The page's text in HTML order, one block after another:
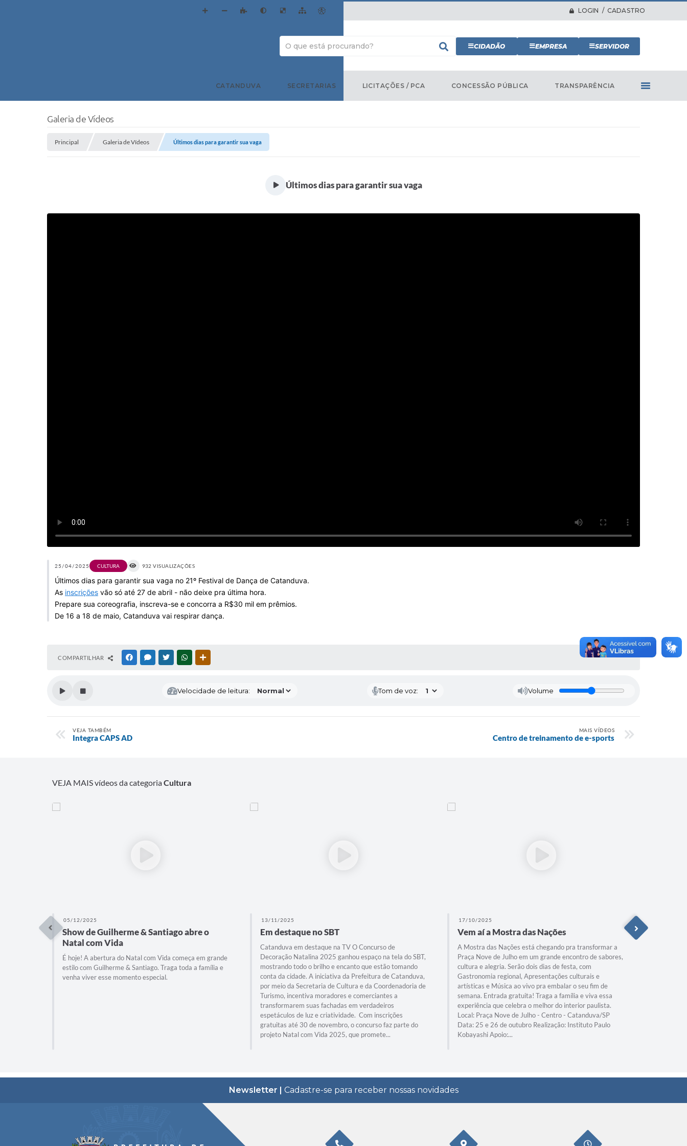
LOGIN / CADASTRO
CIDADÃO EMPRESA SERVIDOR
CATANDUVA SECRETARIAS LICITAÇÕES / PCA CONCESSÃO PÚBLICA TRANSPARÊNCIA
Galeria de Vídeos
Principal Galeria de Vídeos Últimos dias para garantir sua vaga
Últimos dias para garantir sua vaga
25/04/2025 CULTURA 932 VISUALIZAÇÕES
Últimos dias para garantir sua vaga no 21º Festival de Dança de Catanduva.
As inscrições vão só até 27 de abril - não deixe pra última hora.
Prepare sua coreografia, inscreva-se e concorra a R$30 mil em prêmios.
De 16 a 18 de maio, Catanduva vai respirar dança.
COMPARTILHAR FACEBOOKMESSENGER
TWITTERWHATSAPP
Velocidade de leitura: Tom de voz: Volume
VEJA TAMBÉM
Integra CAPS AD
MAIS VÍDEOS
Centro de treinamento de e-sports
VEJA MAIS vídeos da categoriaCultura
05/12/2025
Show de Guilherme & Santiago abre o
Natal com Vida
É hoje! A abertura do Natal com Vida começa em grande
estilo com Guilherme & Santiago. Traga toda a família e
venha viver esse momento especial.
13/11/2025
Em destaque no SBT
Catanduva em destaque na TV O Concurso de
Decoração Natalina 2025 ganhou espaço na tela do SBT,
mostrando todo o brilho e encanto que estão tomando
conta da cidade. A iniciativa da Prefeitura de Catanduva,
por meio da Secretaria de Cultura e da Coordenadoria de
Turismo, incentiva moradores e comerciantes a
transformarem suas fachadas em verdadeiros
espetáculos de luz e criatividade. Com inscrições
gratuitas até 30 de novembro, o concurso faz parte do
projeto Natal com Vida 2025, que promete...
17/10/2025
Vem aí a Mostra das Nações
A Mostra das Nações está chegando pra transformar a
Praça Nove de Julho em um grande encontro de sabores,
cultura e alegria. Serão dois dias de festa, com
Gastronomia regional, Apresentações culturais e
artísticas e Música ao vivo pra embalar o seu fim de
semana. Entrada gratuita! Traga a família e viva essa
experiência que celebra o melhor do interior paulista.
Local: Praça Nove de Julho - Centro - Catanduva/SP
Data: 25 e 26 de outubro Realização: Instituto Paulo
Kobayashi Apoio:...
Newsletter | Cadastre-se para receber nossas novidades